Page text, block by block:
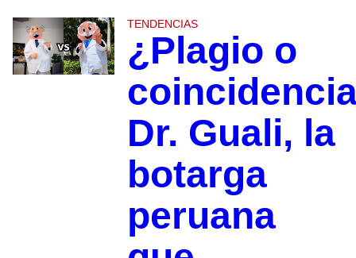
TENDENCIAS
¿Plagio o
Dr. Guali, la
botarga
peruana